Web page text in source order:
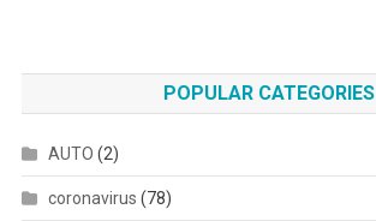
POPULAR CATEGORIES
AUTO (2)
coronavirus (78)